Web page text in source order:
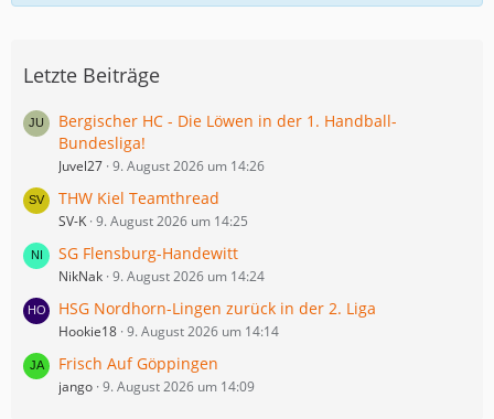
Letzte Beiträge
Bergischer HC - Die Löwen in der 1. Handball-
Bundesliga!
Juvel27 9. August 2026 um 14:26
THW Kiel Teamthread
SV-K 9. August 2026 um 14:25
SG Flensburg-Handewitt
NikNak 9. August 2026 um 14:24
HSG Nordhorn-Lingen zurück in der 2. Liga
Hookie18 9. August 2026 um 14:14
Frisch Auf Göppingen
jango 9. August 2026 um 14:09